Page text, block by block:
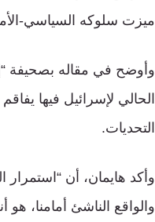
ميزت سلوكه السياسي-
الحالي لإسرائيل فيها
التحديات.
وأكد هايمان، أن
والواقع الناشئ أمامنا،